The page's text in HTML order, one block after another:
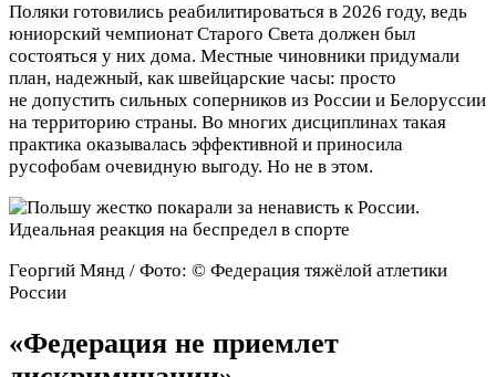
Поляки готовились реабилитироваться в 2026 году, ведь
юниорский чемпионат Старого Света должен был
состояться у них дома. Местные чиновники придумали
план, надежный, как швейцарские часы: просто
не допустить сильных соперников из России и Белоруссии
на территорию страны. Во многих дисциплинах такая
практика оказывалась эффективной и приносила
русофобам очевидную выгоду. Но не в этом.
Георгий Мянд / Фото: © Федерация тяжёлой атлетики
России
«Федерация не приемлет